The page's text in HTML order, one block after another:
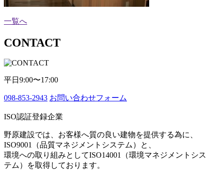
一覧へ
CONTACT
平日9:00〜17:00
098-853-2943 お問い合わせフォーム
ISO認証登録企業
野原建設では、お客様へ質の良い建物を提供する為に、
ISO9001（品質マネジメントシステム）と、
環境への取り組みとしてISO14001（環境マネジメントシス
テム）を取得しております。